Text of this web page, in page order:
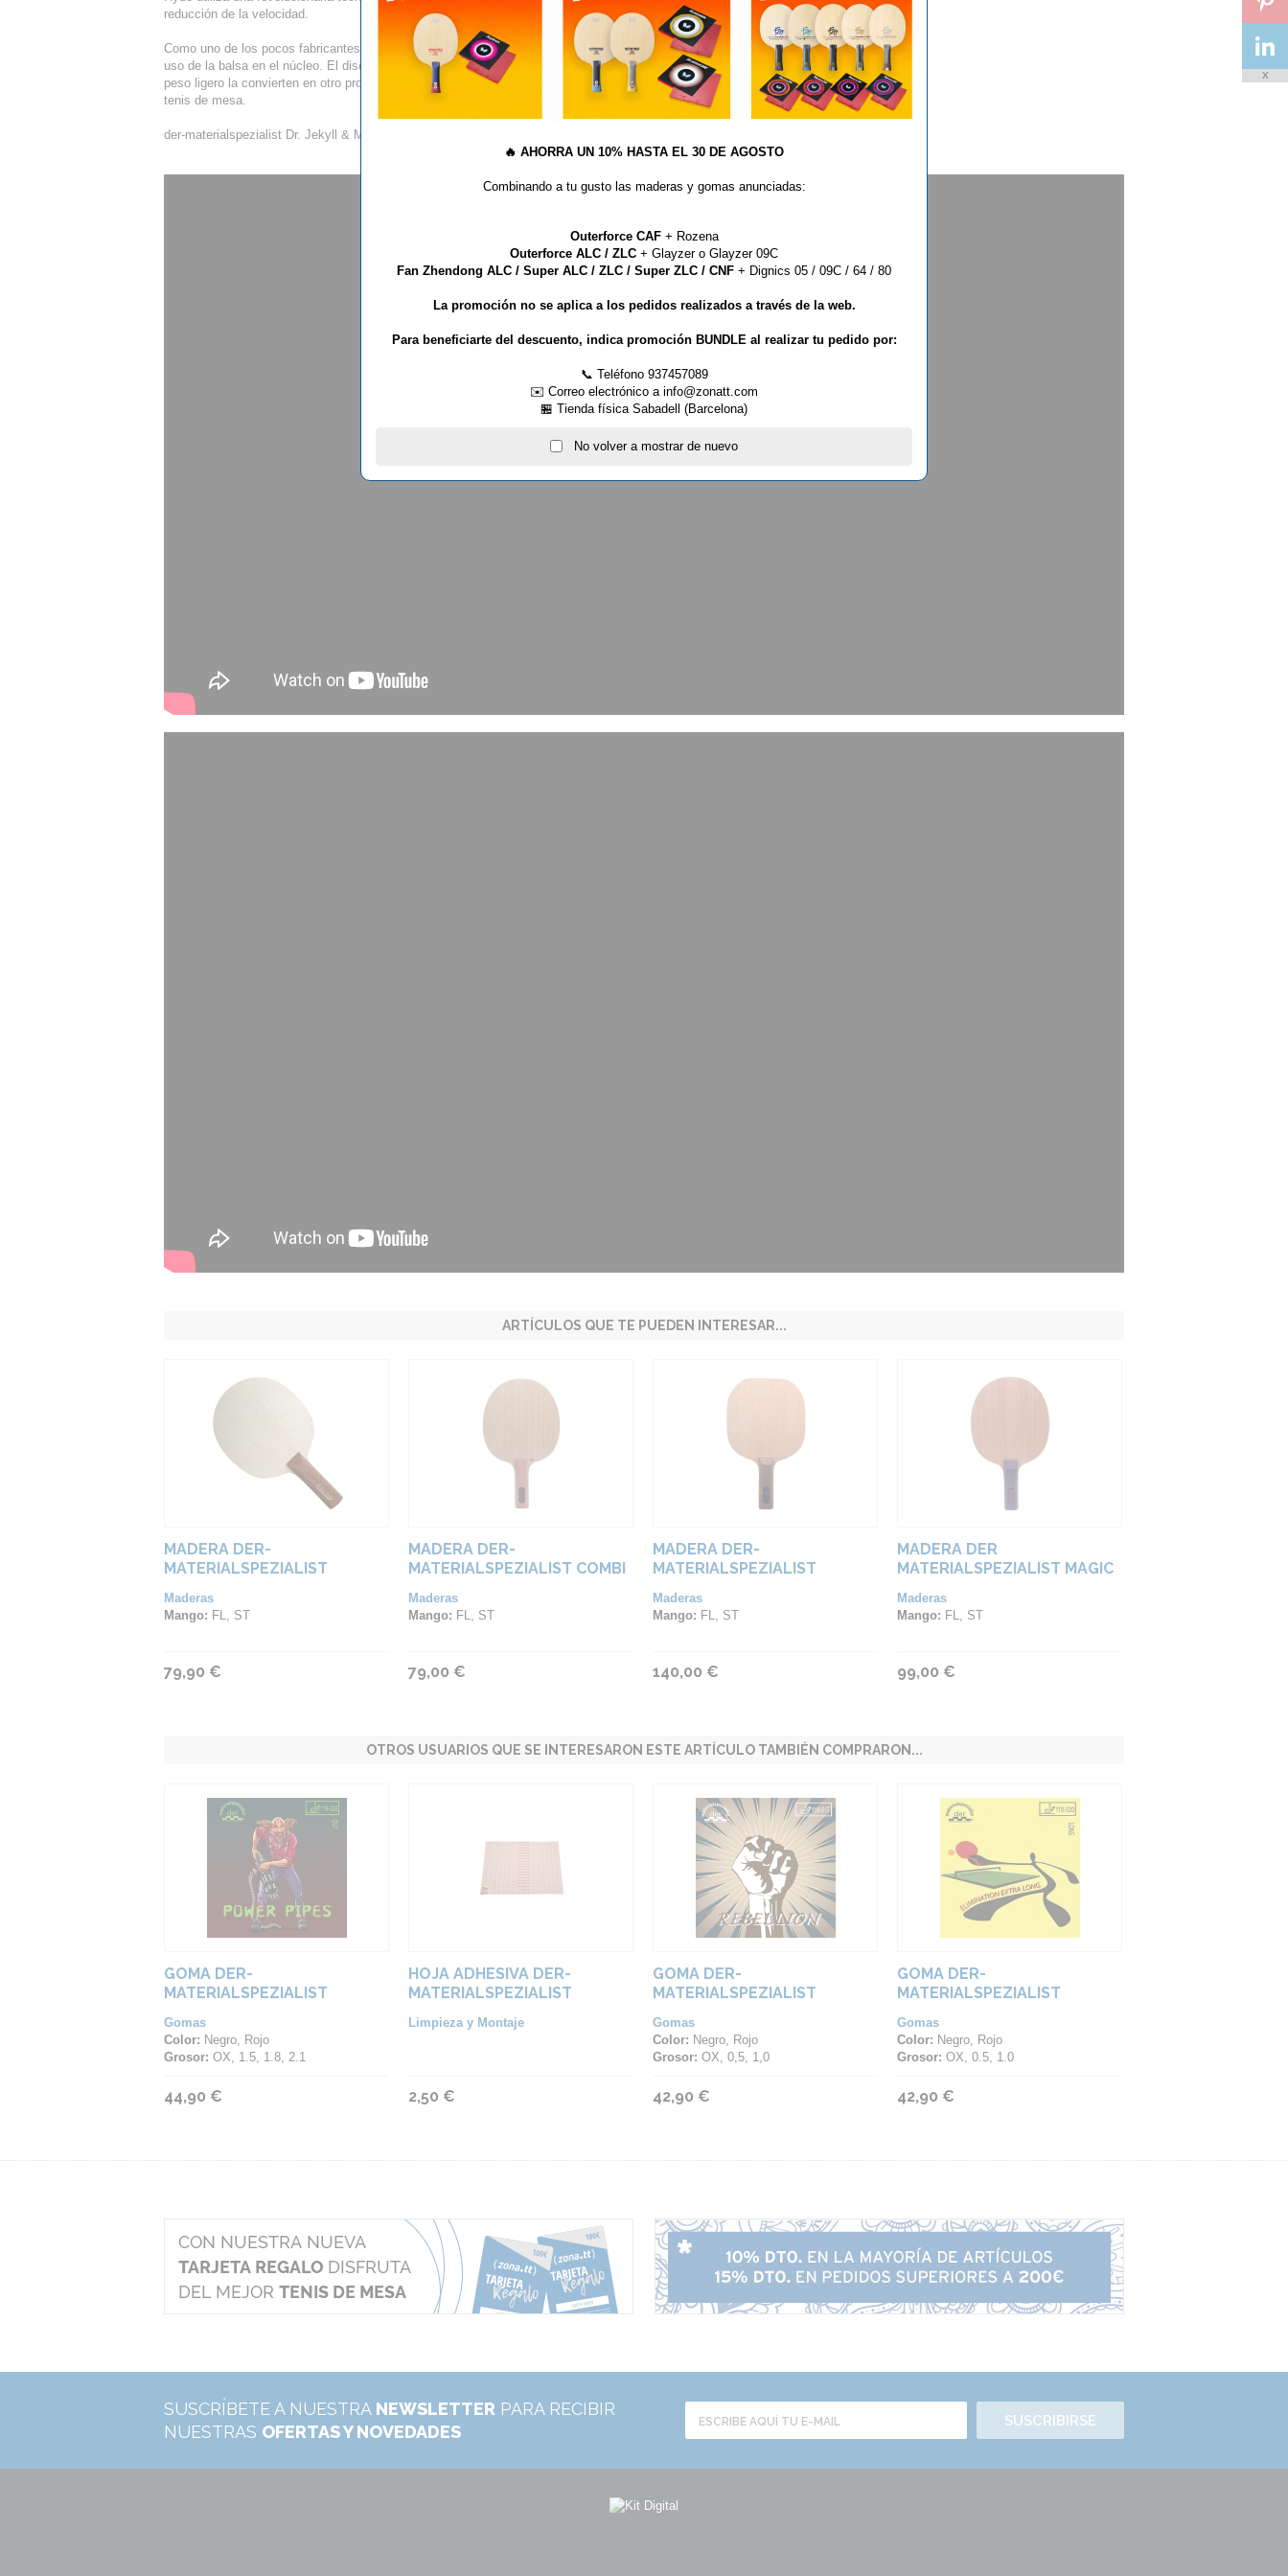
reducción de la velocidad.
Como uno de los pocos fabricantes de maderas en todo el mundo, renunciamos al
uso de la balsa en el núcleo. El diseño es perfecto, la más alta artesanía y su
peso ligero la convierten en otro producto de primera para el jugador profesional de
tenis de mesa.
der-materialspezialist Dr. Jekyll & Mr. Hyde: ¡experimente la diferencia!
ARTÍCULOS QUE TE PUEDEN INTERESAR...
MADERA DER-
MATERIALSPEZIALIST
Maderas
Mango: FL, ST
79,90 €
MADERA DER-
MATERIALSPEZIALIST COMBI
Maderas
Mango: FL, ST
79,00 €
MADERA DER-
MATERIALSPEZIALIST
Maderas
Mango: FL, ST
140,00 €
MADERA DER
MATERIALSPEZIALIST MAGIC
Maderas
Mango: FL, ST
99,00 €
OTROS USUARIOS QUE SE INTERESARON ESTE ARTÍCULO TAMBIÉN COMPRARON...
GOMA DER-
MATERIALSPEZIALIST
Gomas
Color: Negro, Rojo
Grosor: OX, 1.5, 1.8, 2.1
44,90 €
HOJA ADHESIVA DER-
MATERIALSPEZIALIST
Limpieza y Montaje
2,50 €
GOMA DER-
MATERIALSPEZIALIST
Gomas
Color: Negro, Rojo
Grosor: OX, 0,5, 1,0
42,90 €
GOMA DER-
MATERIALSPEZIALIST
Gomas
Color: Negro, Rojo
Grosor: OX, 0.5, 1.0
42,90 €
SUSCRÍBETE A NUESTRA NEWSLETTER PARA RECIBIR
NUESTRAS OFERTAS Y NOVEDADES
SUSCRIBIRSE
🔥 AHORRA UN 10% HASTA EL 30 DE AGOSTO
Combinando a tu gusto las maderas y gomas anunciadas:
Outerforce CAF+ Rozena
Outerforce ALC / ZLC + Glayzer o Glayzer 09C
Fan Zhendong ALC / Super ALC / ZLC / Super ZLC / CNF + Dignics 05 / 09C / 64 / 80
La promoción no se aplica a los pedidos realizados a través de la web.
Para beneficiarte del descuento, indica promoción BUNDLE al realizar tu pedido por:
📞 Teléfono 937457089
✉️ Correo electrónico a info@zonatt.com
🏪 Tienda física Sabadell (Barcelona)
No volver a mostrar de nuevo
X